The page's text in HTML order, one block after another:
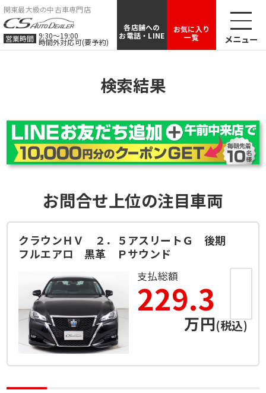
関東最大級の中古車専門店
営業時間 9:30〜19:00
時間外対応可(要予約)
各店舗への
お電話・LINE
お気に入り
一覧
メニュー
検索結果
お問合せ上位の注目車両
クラウンＨＶ ２．５アスリートＳ １オー
ナー サンルーフ 黒革 フルエアロ
支払総額
199.5
万円(税込)